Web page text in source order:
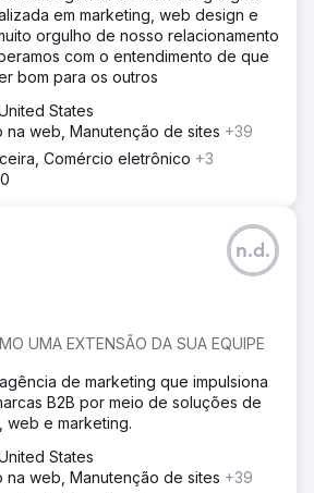
em marketing, web design e
orgulho de nosso relacionamento
com o entendimento de que
bom para os outros
States
na web, Manutenção de sites +39
Comércio eletrônico +3
UMA EXTENSÃO DA SUA EQUIPE
n.d.
de marketing que impulsiona
B2B por meio de soluções de
web e marketing.
States
na web, Manutenção de sites +39